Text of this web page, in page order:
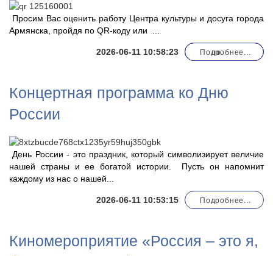
2026-06-11 10:58:23
Просим Вас оценить работу Центра культуры и досуга города
Армянска, пройдя по QR-коду или
по
...
Подробнее...
Концертная программа ко Дню
России
2026-06-11 10:53:15
День России - это праздник, который символизирует величие
нашей страны и ее богатой истории. Пусть он напомнит
каждому из нас о нашей...
Подробнее...
Киномероприятие «Россия – это я,